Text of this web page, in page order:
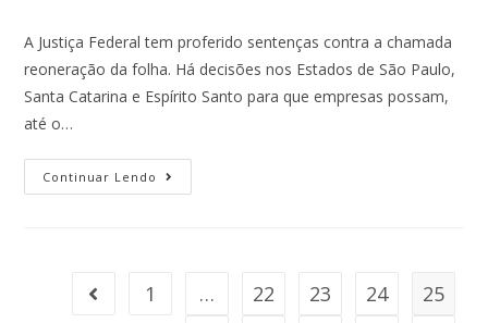
A Justiça Federal tem proferido sentenças contra a chamada
reoneração da folha. Há decisões nos Estados de São Paulo,
Santa Catarina e Espírito Santo para que empresas possam,
até o…
Continuar Lendo
1 … 22 23 24
25